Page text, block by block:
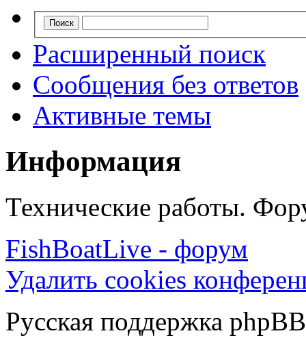
Расширенный поиск
Сообщения без ответов
Активные темы
Информация
Технические работы.
FishBoatLive - форум
Удалить cookies
Русская поддержка phpBB